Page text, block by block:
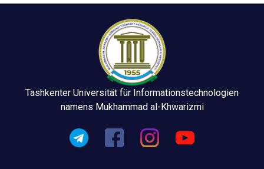
Tashkenter Universität für Informationstechnologien
namens Mukhammad al-Khwarizmi